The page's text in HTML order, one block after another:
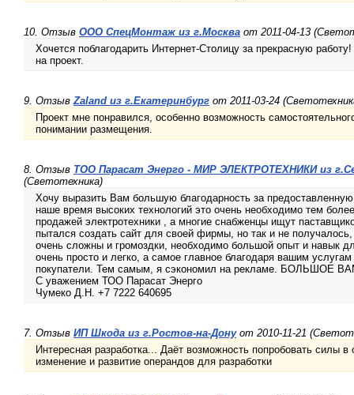
10. Отзыв ООО СпецМонтаж из г.Москва от 2011-04-13
Хочется поблагодарить Интернет-Столицу за прекрасную
на проект.
9. ОтзывZaland из г.Екатеринбург от 2011-03-24
Проект мне понравился, особенно возможность
понимании размещения.
8. Отзыв ТОО Парасат Энерго - МИР ЭЛЕКТРОТЕХНИКИ из
(Светотехника)
Хочу выразить Вам большую благодарность за
наше время высоких технологий это очень необходимо тем
продажей электротехники , а многие снабженцы ищут
пытался создать сайт для своей фирмы, но так и не получалось,
очень сложны и громоздки, необходимо большой опыт и навык
очень просто и легко, а самое главное благодаря вашим
покупатели. Тем самым, я сэкономил на рекламе. БОЛЬШОЕ
С уважением ТОО Парасат Энерго
Чумеко Д.Н. +7 7222 640695
7. Отзыв ИП Шкода из г.Ростов-на-Донуот 2010-11-21
Интересная разработка... Даёт возможность попробовать силы
изменение и развитие операндов для разработки